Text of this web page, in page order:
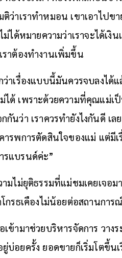
ว่าเราทำหมอน เขาเอาไปข
ม่ได้หมายความว่าเราจะได้เ
ราต้องทำงานเพิ่มขึ้น
ว่าเรื่องแบบนี้มันควรจบลงไ
ได้ เพราะด้วยความที่คุณแม่เ
กันว่า เราควรทำยังไงกันดี เ
ารพการตัดสินใจของแม่ แต่มี
แบรนด์ค่ะ”
ามไม่ยุติธรรมที่แม่ชมเคยเจอ
โกรธเคืองไม่น้อยต่อสถานก
เข้ามาช่วยบริหารจัดการ วา
บ่อยครั้ง ยอดขายก็เริ่มโตขึ้